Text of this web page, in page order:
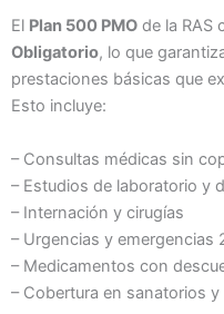
El Plan 500 PMO de la RAS
Obligatorio, lo que
prestaciones básicas que
Esto incluye:
– Consultas médicas sin
– Estudios de laboratorio y
– Internación y cirugías
– Urgencias y emergencias
– Medicamentos con
– Cobertura en sanatorios y